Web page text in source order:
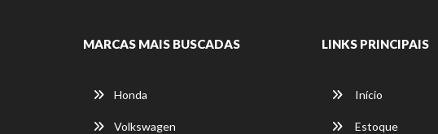
MARCAS MAIS BUSCADAS
Honda
Volkswagen
LINKS PRINCIPAIS
Início
Estoque